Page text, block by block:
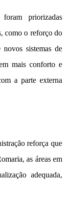
priorizadas
como o reforço do
sistemas de
mais conforto e
a parte externa
reforça que
as áreas em
adequada,